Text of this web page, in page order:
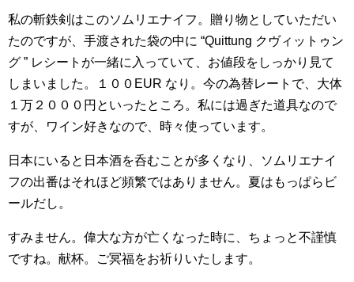
私の斬鉄剣はこのソムリエナイフ。贈り物としていただい
たのですが、手渡された袋の中に “Quittung クヴィットゥン
グ ” レシートが一緒に入っていて、お値段をしっかり見て
しまいました。１００EUR なり。今の為替レートで、大体
１万２０００円といったところ。私には過ぎた道具なので
すが、ワイン好きなので、時々使っています。
日本にいると日本酒を呑むことが多くなり、ソムリエナイ
フの出番はそれほど頻繁ではありません。夏はもっぱらビ
ールだし。
すみません。偉大な方が亡くなった時に、ちょっと不謹慎
ですね。献杯。ご冥福をお祈りいたします。